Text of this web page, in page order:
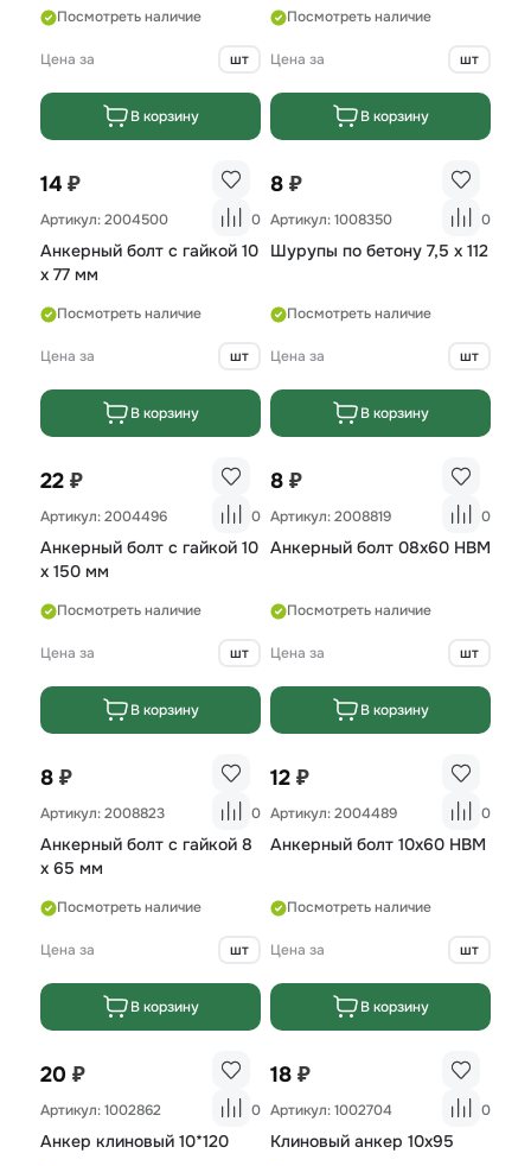
Посмотреть наличие
Цена за шт
В корзину
Посмотреть наличие
Цена за шт
В корзину
14 ₽
Артикул: 2004500 0
Анкерный болт с гайкой 10
х 77 мм
Посмотреть наличие
Цена за шт
В корзину
8 ₽
Артикул: 1008350 0
Шурупы по бетону 7,5 х 112
Посмотреть наличие
Цена за шт
В корзину
22 ₽
Артикул: 2004496 0
Анкерный болт с гайкой 10
х 150 мм
Посмотреть наличие
Цена за шт
В корзину
8 ₽
Артикул: 2008819 0
Анкерный болт 08x60 HBM
Посмотреть наличие
Цена за шт
В корзину
8 ₽
Артикул: 2008823 0
Анкерный болт с гайкой 8
х 65 мм
Посмотреть наличие
Цена за шт
В корзину
12 ₽
Артикул: 2004489 0
Анкерный болт 10х60 НВМ
Посмотреть наличие
Цена за шт
В корзину
20 ₽
Артикул: 1002862 0
Анкер клиновый 10*120
18 ₽
Артикул: 1002704 0
Клиновый анкер 10х95